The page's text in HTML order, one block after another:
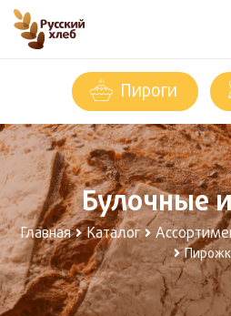
Пироги
Булочные
Главная Каталог